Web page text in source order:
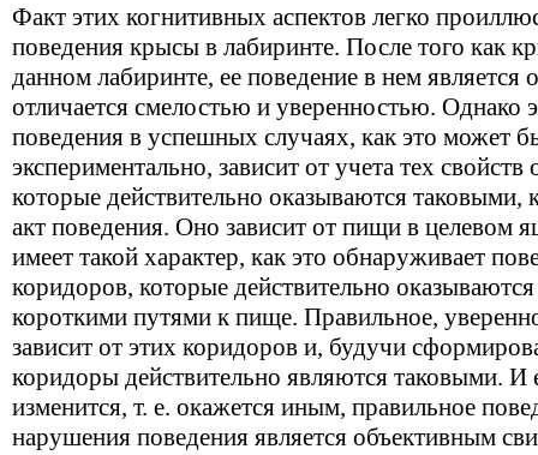
Факт этих когнитивных аспектов легко
поведения крысы в лабиринте. После того как
данном лабиринте, ее поведение в нем является
отличается смелостью и уверенностью. Однако
поведения в успешных случаях, как это может
экспериментально, зависит от учета тех
которые действительно оказываются таковыми,
акт поведения. Оно зависит от пищи в целевом
имеет такой характер, как это обнаруживает
коридоров, которые действительно
короткими путями к пище. Правильное,
зависит от этих коридоров и, будучи
коридоры действительно являются таковыми. И
изменится, т. е. окажется иным, правильное
нарушения поведения является объективным